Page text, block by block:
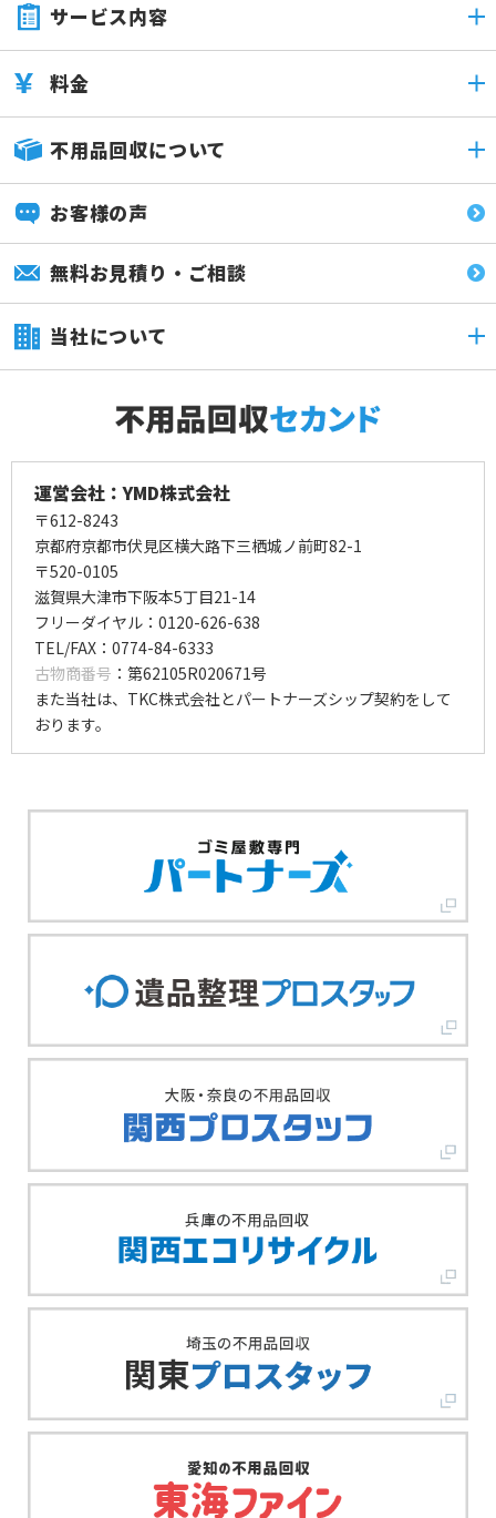
サービス内容
料金
不用品回収について
お客様の声
無料お見積り・ご相談
当社について
運営会社：YMD株式会社
〒612-8243
京都府京都市伏見区横大路下三栖城ノ前町82-1
〒520-0105
滋賀県大津市下阪本5丁目21-14
フリーダイヤル：0120-626-638
TEL/FAX：0774-84-6333
古物商番号 ：第62105R020671号
また当社は、TKC株式会社とパートナーズシップ契約をして
おります。